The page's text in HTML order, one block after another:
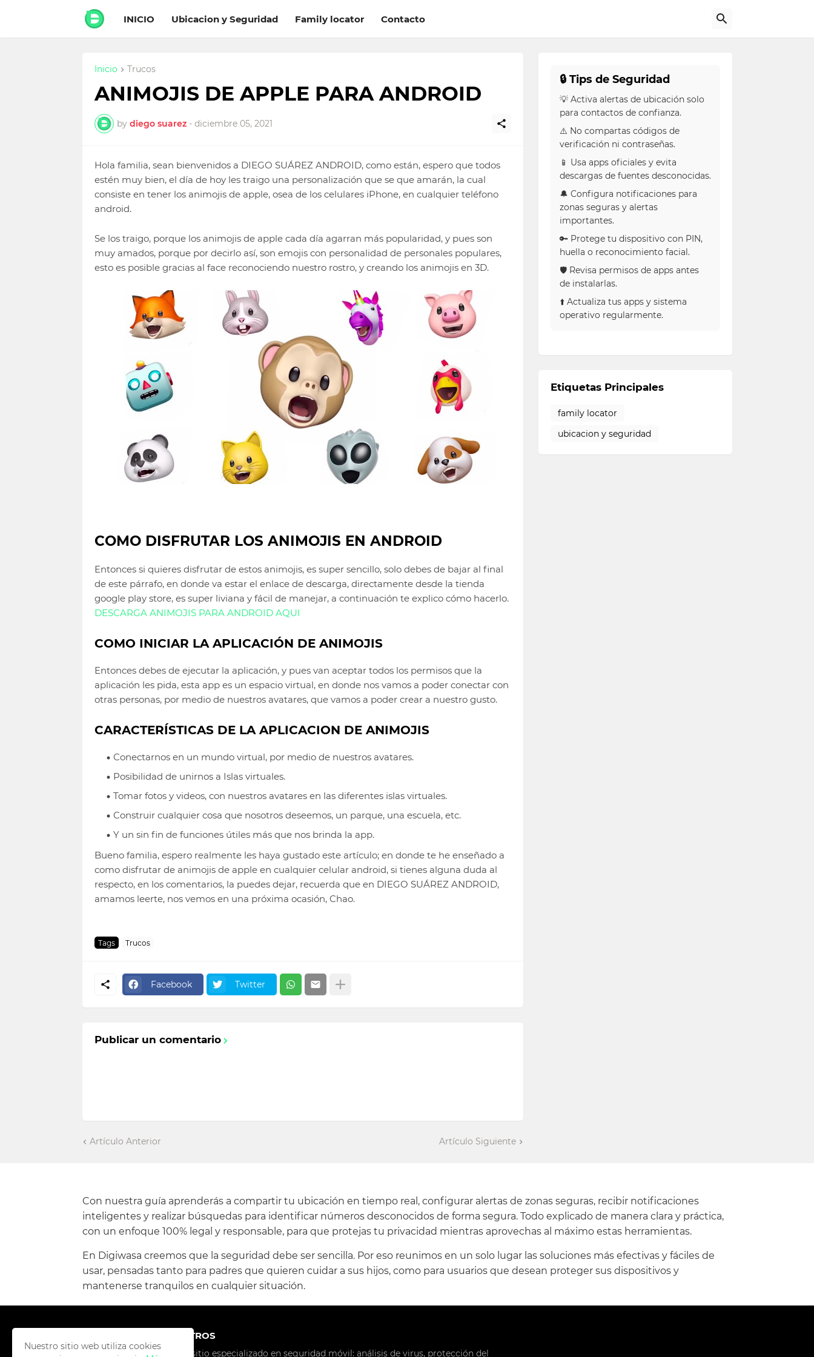
INICIO Ubicacion y Seguridad Family locator Contacto
Inicio Trucos
ANIMOJIS DE APPLE PARA ANDROID
by diego suarez - diciembre 05, 2021
Hola familia, sean bienvenidos a DIEGO SUÁREZ ANDROID, como están, espero que todos
estén muy bien, el día de hoy les traigo una personalización que se que amarán, la cual
consiste en tener los animojis de apple, osea de los celulares iPhone, en cualquier teléfono
android.
Se los traigo, porque los animojis de apple cada día agarran más popularidad, y pues son
muy amados, porque por decirlo así, son emojis con personalidad de personales populares,
esto es posible gracias al face reconociendo nuestro rostro, y creando los animojis en 3D.
COMO DISFRUTAR LOS ANIMOJIS EN ANDROID
Entonces si quieres disfrutar de estos animojis, es super sencillo, solo debes de bajar al final
de este párrafo, en donde va estar el enlace de descarga, directamente desde la tienda
google play store, es super liviana y fácil de manejar, a continuación te explico cómo hacerlo.
DESCARGA ANIMOJIS PARA ANDROID AQUI
COMO INICIAR LA APLICACIÓN DE ANIMOJIS
Entonces debes de ejecutar la aplicación, y pues van aceptar todos los permisos que la
aplicación les pida, esta app es un espacio virtual, en donde nos vamos a poder conectar con
otras personas, por medio de nuestros avatares, que vamos a poder crear a nuestro gusto.
CARACTERÍSTICAS DE LA APLICACION DE ANIMOJIS
Conectarnos en un mundo virtual, por medio de nuestros avatares.
Posibilidad de unirnos a Islas virtuales.
Tomar fotos y videos, con nuestros avatares en las diferentes islas virtuales.
Construir cualquier cosa que nosotros deseemos, un parque, una escuela, etc.
Y un sin fin de funciones útiles más que nos brinda la app.
Bueno familia, espero realmente les haya gustado este artículo; en donde te he enseñado a
como disfrutar de animojis de apple en cualquier celular android, si tienes alguna duda al
respecto, en los comentarios, la puedes dejar, recuerda que en DIEGO SUÁREZ ANDROID,
amamos leerte, nos vemos en una próxima ocasión, Chao.
Tags Trucos
Facebook Twitter
Publicar un comentario
Artículo Anterior Artículo Siguiente
🔒 Tips de Seguridad
💡 Activa alertas de ubicación solo
para contactos de confianza.
⚠️ No compartas códigos de
verificación ni contraseñas.
📱 Usa apps oficiales y evita
descargas de fuentes desconocidas.
🔔 Configura notificaciones para
zonas seguras y alertas
importantes.
🔑 Protege tu dispositivo con PIN,
huella o reconocimiento facial.
🛡 Revisa permisos de apps antes
de instalarlas.
⬆️ Actualiza tus apps y sistema
operativo regularmente.
Etiquetas Principales
family locator
ubicacion y seguridad
Con nuestra guía aprenderás a compartir tu ubicación en tiempo real, configurar alertas de zonas seguras, recibir notificaciones
inteligentes y realizar búsquedas para identificar números desconocidos de forma segura. Todo explicado de manera clara y práctica,
con un enfoque 100% legal y responsable, para que protejas tu privacidad mientras aprovechas al máximo estas herramientas.
En Digiwasa creemos que la seguridad debe ser sencilla. Por eso reunimos en un solo lugar las soluciones más efectivas y fáciles de
usar, pensadas tanto para padres que quieren cuidar a sus hijos, como para usuarios que desean proteger sus dispositivos y
mantenerse tranquilos en cualquier situación.
SOBRE NOSOTROS
Digiwasa es un sitio especializado en seguridad móvil: análisis de virus, protección del
Nuestro sitio web utiliza cookies